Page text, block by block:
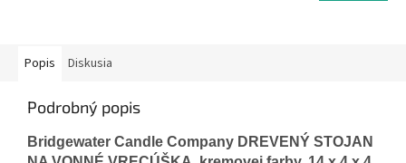
Popis Diskusia
Podrobný popis
Bridgewater Candle Company DREVENÝ STOJAN